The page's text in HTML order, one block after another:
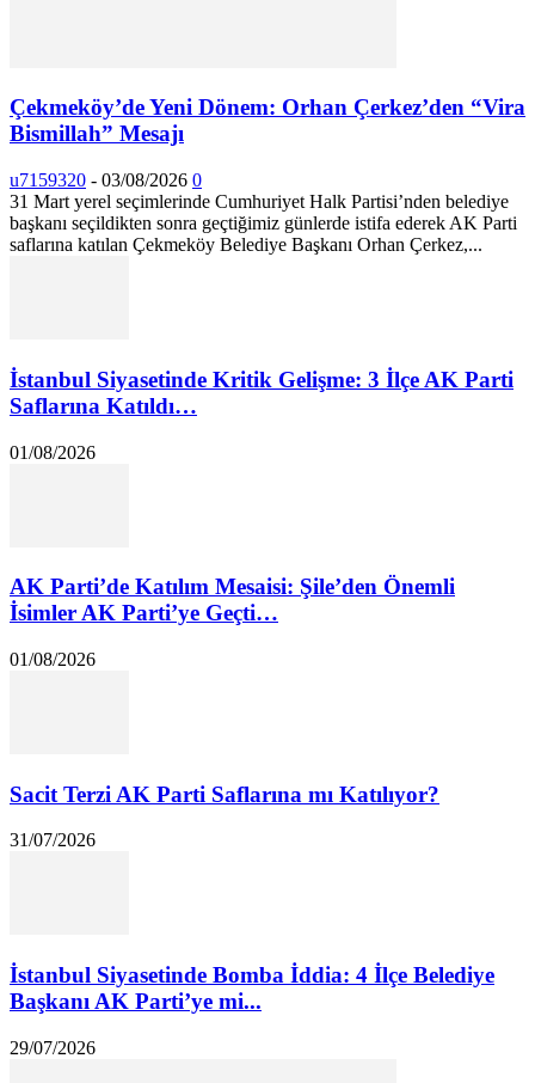
Çekmeköy’de Yeni Dönem: Orhan Çerkez’den “Vira
Bismillah” Mesajı
u7159320 - 03/08/2026 0
31 Mart yerel seçimlerinde Cumhuriyet Halk Partisi’nden belediye
başkanı seçildikten sonra geçtiğimiz günlerde istifa ederek AK Parti
saflarına katılan Çekmeköy Belediye Başkanı Orhan Çerkez,...
İstanbul Siyasetinde Kritik Gelişme: 3 İlçe AK Parti
Saflarına Katıldı…
01/08/2026
AK Parti’de Katılım Mesaisi: Şile’den Önemli
İsimler AK Parti’ye Geçti…
01/08/2026
Sacit Terzi AK Parti Saflarına mı Katılıyor?
31/07/2026
İstanbul Siyasetinde Bomba İddia: 4 İlçe Belediye
Başkanı AK Parti’ye mi...
29/07/2026